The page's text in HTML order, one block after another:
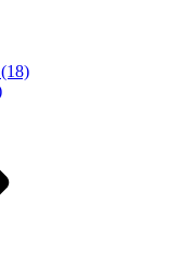
(18)